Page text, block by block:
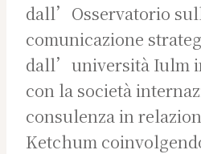
dall’Osservatorio
comunicazione
dall’università Iulm
con la società
consulenza in
Ketchum